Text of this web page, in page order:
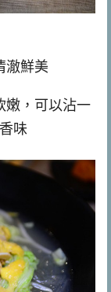
澈鮮美
嫩，可以沾一
味